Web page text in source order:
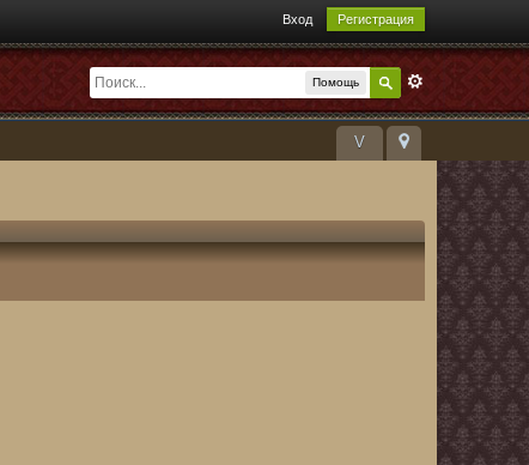
Вход Регистрация
Помощь
V